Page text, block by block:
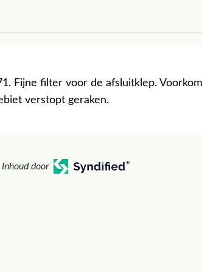
Fijne filter voor de afsluitklep.
verstopt geraken.
Inhoud door